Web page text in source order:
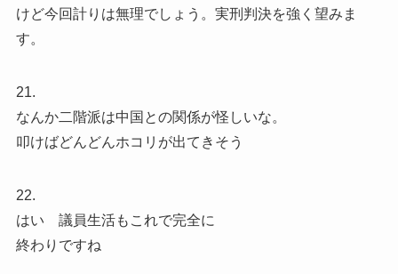
けど今回計りは無理でしょう。実刑判決を強く望みま
す。
21.
なんか二階派は中国との関係が怪しいな。
叩けばどんどんホコリが出てきそう
22.
はい 議員生活もこれで完全に
終わりですね